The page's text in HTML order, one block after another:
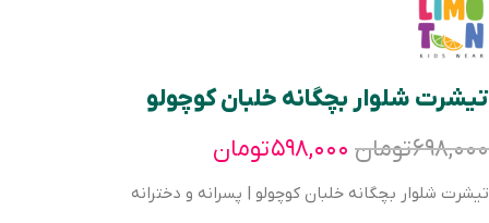
تیشرت شلوار بچگانه خلبان کوچولو
۶۹۸,۰۰۰تومان ۵۹۸,۰۰۰تومان
تیشرت شلوار بچگانه خلبان کوچولو | پسرانه و دخترانه